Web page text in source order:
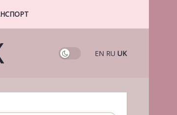
EN RU UK